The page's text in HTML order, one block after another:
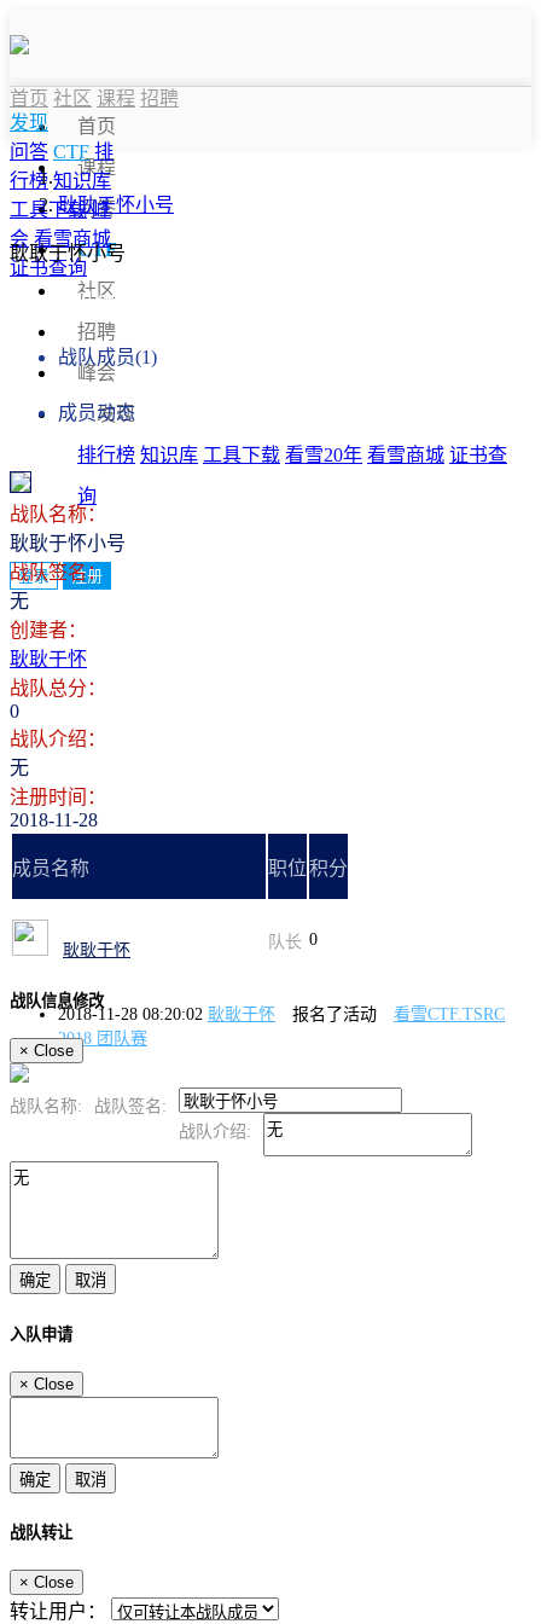
首页
课程
问答
CTF
社区
招聘
峰会
发现
排行榜 知识库 工具下载 看雪20年 看雪商城 证书查
询
登录 注册
首页 社区 课程 招聘
发现
问答 CTF 排
行榜 知识库
工具下载 峰
会 看雪商城
证书查询
耿耿于怀小号
耿耿于怀小号
战队信息
战队成员(1)
成员动态
战队名称：
耿耿于怀小号
战队签名：
无
创建者：
耿耿于怀
战队总分：
0
战队介绍：
无
注册时间：
2018-11-28
成员名称 职位积分
耿耿于怀 队长 0
2018-11-28 08:20:02 耿耿于怀 报名了活动
看雪CTF.TSRC
2018 团队赛
战队信息修改
× Close
战队名称:
战队签名:
战队介绍:
入队申请
× Close
战队转让
× Close
转让用户：